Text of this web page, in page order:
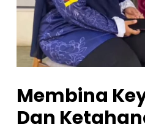
Membina
Dan